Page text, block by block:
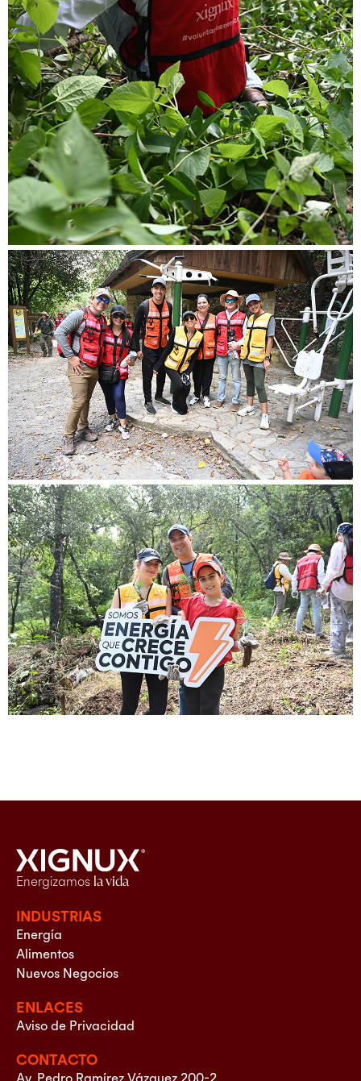
Energizamos la vida
INDUSTRIAS
Energía
Alimentos
Nuevos Negocios
ENLACES
Aviso de Privacidad
CONTACTO
Av. Pedro Ramírez Vázquez 200-2